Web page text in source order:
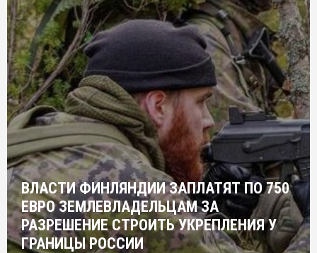
ВЛАСТИ ФИНЛЯНДИИ ЗАПЛАТЯТ ПО 750
ЕВРО ЗЕМЛЕВЛАДЕЛЬЦАМ ЗА
РАЗРЕШЕНИЕ СТРОИТЬ УКРЕПЛЕНИЯ У
ГРАНИЦЫ РОССИИ